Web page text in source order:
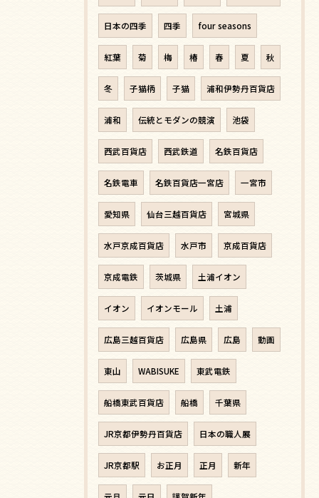
日本の四季 四季 four seasons
紅葉 菊 梅 椿 春 夏 秋
冬 子猫柄 子猫 浦和伊勢丹百貨店
浦和 伝統とモダンの競演 池袋
西武百貨店 西武鉄道 名鉄百貨店
名鉄電車 名鉄百貨店一宮店 一宮市
愛知県 仙台三越百貨店 宮城県
水戸京成百貨店 水戸市 京成百貨店
京成電鉄 茨城県 土浦イオン
イオン イオンモール 土浦
広島三越百貨店 広島県 広島 動画
東山 WABISUKE 東武電鉄
船橋東武百貨店 船橋 千葉県
JR京都伊勢丹百貨店 日本の職人展
JR京都駅 お正月 正月 新年